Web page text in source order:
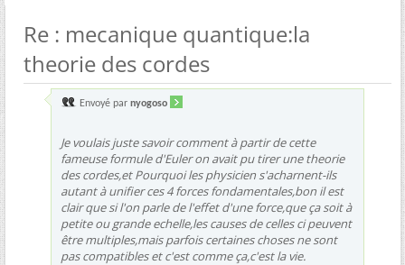
Re : mecanique quantique:la
theorie des cordes
Envoyé par nyogoso
Je voulais juste savoir comment à partir de cette
fameuse formule d'Euler on avait pu tirer une theorie
des cordes,et Pourquoi les physicien s'acharnent-ils
autant à unifier ces 4 forces fondamentales,bon il est
clair que si l'on parle de l'effet d'une force,que ça soit à
petite ou grande echelle,les causes de celles ci peuvent
être multiples,mais parfois certaines choses ne sont
pas compatibles et c'est comme ça,c'est la vie.